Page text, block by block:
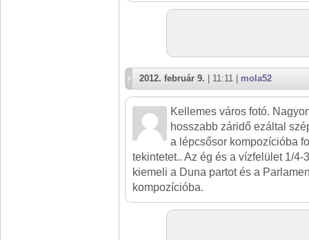
2012. február 9. | 11:11 | mola52
Kellemes város fotó.
hosszabb záridő ezáltal
a lépcsősor kompozícióba
tekintetet.. Az ég és a vízfelület 1/4-
kiemeli a Duna partot és a
kompozícióba.